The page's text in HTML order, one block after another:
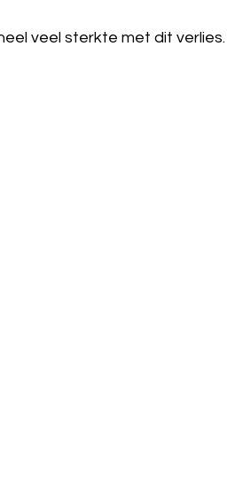
veel sterkte met dit verlies.